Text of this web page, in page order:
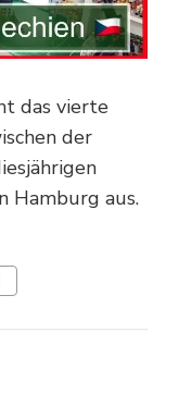
das vierte
der
Hamburg aus.